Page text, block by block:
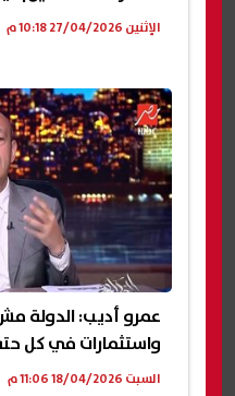
الإثنين 27/04/2026 10:18 م
عمرو أديب: الدولة
واستثمارات في كل
السبت 18/04/2026 11:06 م